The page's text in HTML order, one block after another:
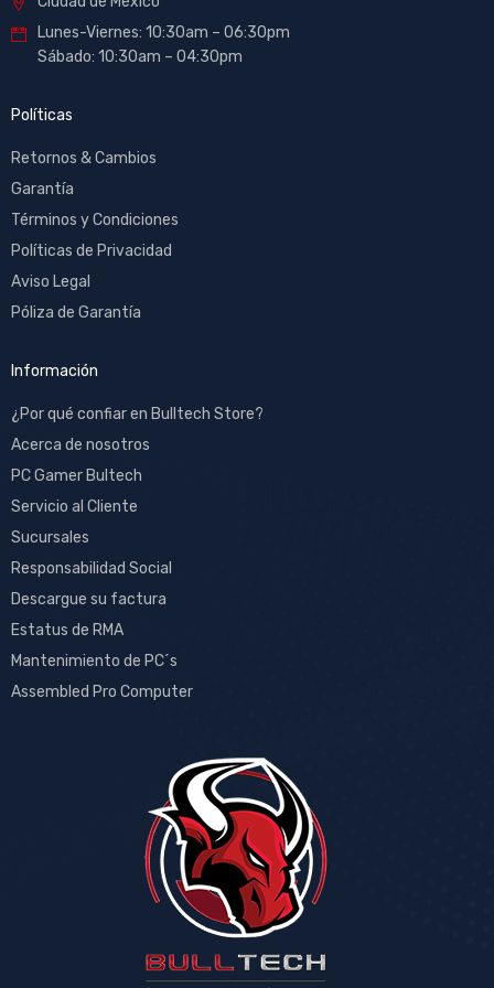
Lunes-Viernes: 10:30am – 06:30pm
Sábado: 10:30am – 04:30pm
Políticas
Retornos & Cambios
Garantía
Términos y Condiciones
Políticas de Privacidad
Aviso Legal
Póliza de Garantía
Información
¿Por qué confiar en Bulltech Store?
Acerca de nosotros
PC Gamer Bultech
Servicio al Cliente
Sucursales
Responsabilidad Social
Descargue su factura
Estatus de RMA
Mantenimiento de PC´s
Assembled Pro Computer